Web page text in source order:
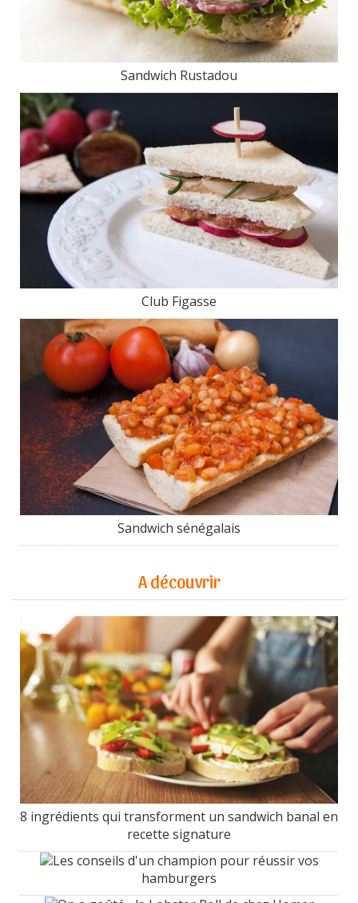
Sandwich Rustadou
Club Figasse
Sandwich sénégalais
A découvrir
8 ingrédients qui transforment un sandwich banal en
recette signature
Les conseils d'un champion pour réussir vos
hamburgers